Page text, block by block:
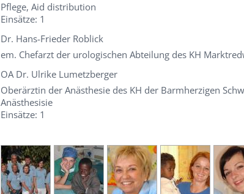
Pflege, Aid distribution
Einsätze: 1
Dr. Hans-Frieder Roblick
em. Chefarzt der urologischen Abteilung des KH
OA Dr. Ulrike Lumetzberger
Oberärztin der Anästhesie des KH der Barmherzigen
Anästhesisie
Einsätze: 1